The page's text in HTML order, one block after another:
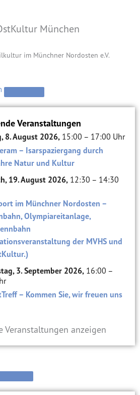
München
im Münchner Nordosten e.V.
Veranstaltungen
8. August 2026,15:00 – 17:00 Uhr
– Isarspaziergang durch
Natur und Kultur
19. August 2026,12:30 – 14:30
im Münchner Nordosten –
Olympiareitanlage,
der MVHS und
3. September 2026,16:00 –
– Kommen Sie, wir freuen uns
anzeigen